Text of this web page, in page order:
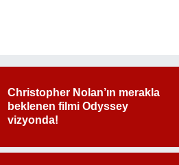
Christopher Nolan’ın merakla
beklenen filmi Odyssey
vizyonda!